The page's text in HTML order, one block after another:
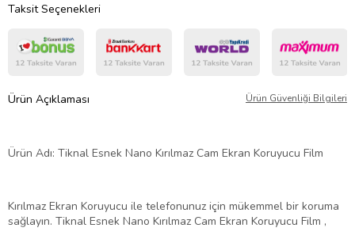
Taksit Seçenekleri
Ürün Açıklaması Ürün Güvenliği Bilgileri
Ürün Adı: Tiknal Esnek Nano Kırılmaz Cam Ekran Koruyucu Film
Kırılmaz Ekran Koruyucu ile telefonunuz için mükemmel bir koruma
sağlayın. Tiknal Esnek Nano Kırılmaz Cam Ekran Koruyucu Film ,